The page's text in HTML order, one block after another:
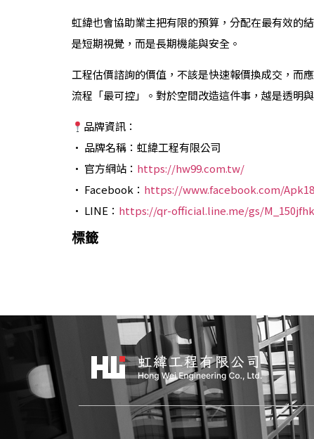
虹緯也會協助業主把有限的預算，分配在最有效的
是短期視覺，而是長期機能與安全。
工程估價諮詢的價值，不該是快速報價換成交，而
流程「最可控」。對於空間改造這件事，越是透明
品牌資訊：
• 品牌名稱：虹緯工程有限公司
• 官方網站： https://hw99.com.tw/
• Facebook： https://www.facebook.com/
• LINE： https://qr-official.line.me/gs/
標籤